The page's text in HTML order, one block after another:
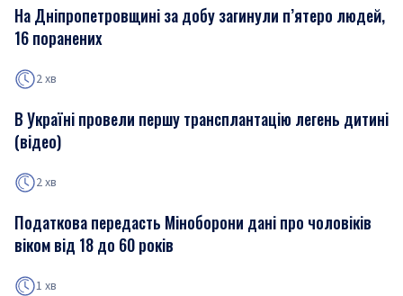
На Дніпропетровщині за добу загинули п’ятеро людей,
16 поранених
2 хв
В Україні провели першу трансплантацію легень дитині
(відео)
2 хв
Податкова передасть Міноборони дані про чоловіків
віком від 18 до 60 років
1 хв